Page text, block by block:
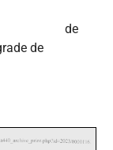
de
de